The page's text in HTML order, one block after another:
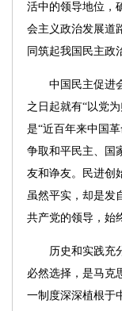
活中的领导地位，
会主义政治发展道
同筑起我国民主政
中国民主促进会
之日起就有“以党
是“近百年来中国
争取和平民主、国
友和诤友。民进创
虽然平实，却是发
共产党的领导，始
历史和实践充分
必然选择，是马克
一制度深深植根于